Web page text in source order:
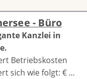
- Büro
Kanzlei in
Betriebskosten
sich wie folgt: € ...